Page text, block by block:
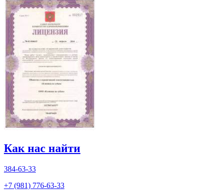
Как нас найти
384-63-33
+7 (981) 776-63-33